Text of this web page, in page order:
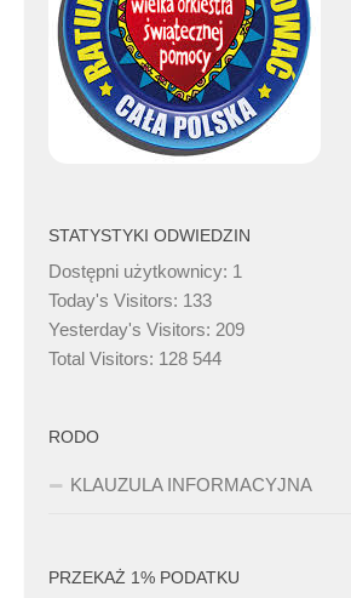
STATYSTYKI ODWIEDZIN
Dostępni użytkownicy: 1
Today's Visitors: 133
Yesterday's Visitors: 209
Total Visitors: 128 544
RODO
KLAUZULA INFORMACYJNA
PRZEKAŻ 1% PODATKU